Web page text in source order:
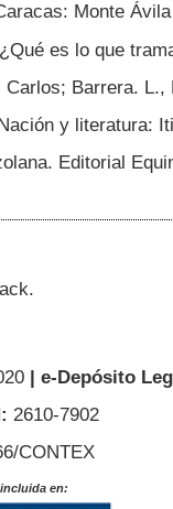
Monte
es lo que
Carlos; Barrera.
y literatura:
Editorial
| e-Depósito
2610-7902
CONTEX
en: